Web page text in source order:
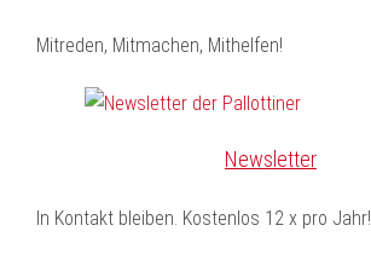
Mitreden, Mitmachen, Mithelfen!
Newsletter
In Kontakt bleiben. Kostenlos 12 x pro Jahr!